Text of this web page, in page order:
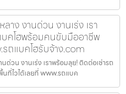
าง งานด่วน งานเร่ง เรา
คโฮพร้อมคนขับมืออาชีพ
ถแบคโฮรับจ้าง.com
ด่วน งานเร่ง เราพร้อมลุย! ติดต่อเช่ารถ
ที่ไวได้เลยที่ www.รถแบค